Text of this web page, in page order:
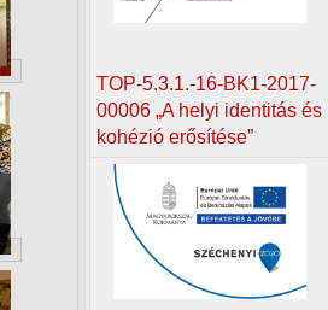
TOP-5.3.1.-16-BK1-2017-
00006 „A helyi identitás és
kohézió erősítése”